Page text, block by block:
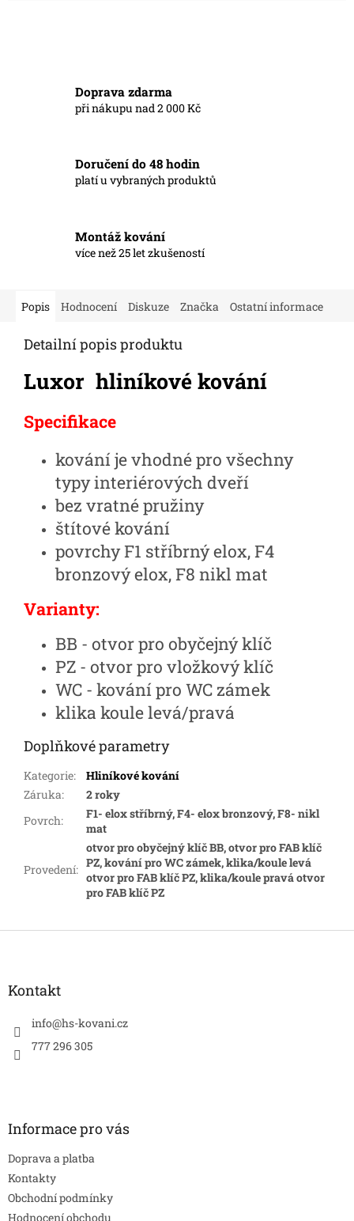
Doprava zdarma
při nákupu nad 2 000 Kč
Doručení do 48 hodin
platí u vybraných produktů
Montáž kování
více než 25 let zkušeností
Popis Hodnocení Diskuze Značka Ostatní informace
Detailní popis produktu
Luxor hliníkové kování
Specifikace
kování je vhodné pro všechny
typy interiérových dveří
bez vratné pružiny
štítové kování
povrchy F1 stříbrný elox, F4
bronzový elox, F8 nikl mat
Varianty:
BB - otvor pro obyčejný klíč
PZ - otvor pro vložkový klíč
WC - kování pro WC zámek
klika koule levá/pravá
Doplňkové parametry
Kategorie:
Hliníkové kování
Záruka:
2 roky
Povrch:
F1- elox stříbrný, F4- elox bronzový, F8- nikl
mat
Provedení:
otvor pro obyčejný klíč BB, otvor pro FAB klíč
PZ, kování pro WC zámek, klika/koule levá
otvor pro FAB klíč PZ, klika/koule pravá otvor
pro FAB klíč PZ
Kontakt
info@hs-kovani.cz
777 296 305
Informace pro vás
Doprava a platba
Kontakty
Obchodní podmínky
Hodnocení obchodu